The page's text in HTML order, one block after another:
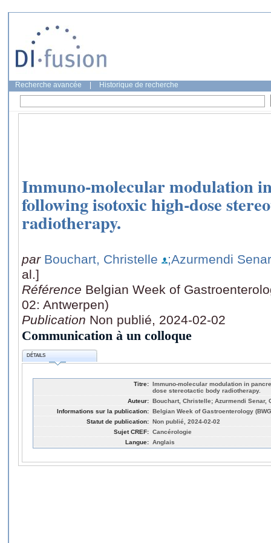
Recherche avancée Historique de recherche
Immuno-molecular modulation
following isotoxic high-dose
radiotherapy.
par Bouchart, Christelle
;Azurmendi
al.]
Référence Belgian Week of
02: Antwerpen)
Publication Non publié, 2024-02-02
Communication à un colloque
DÉTAILS
Titre: Immuno-molecular modulation in
dose stereotactic body radiotherapy.
Auteur: Bouchart, Christelle; Azurmendi Senar,
Informations sur la publication: Belgian Week of Gastroenterology
Statut de publication: Non publié, 2024-02-02
Sujet CREF: Cancérologie
Langue: Anglais